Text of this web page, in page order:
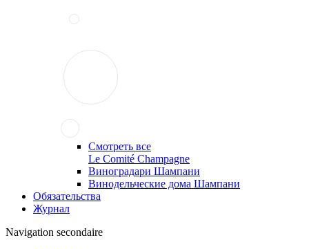
Смотреть все
Le Comité Champagne
Виноградари Шампани
Винодельческие дома Шампани
Обязательства
Журнал
Navigation secondaire